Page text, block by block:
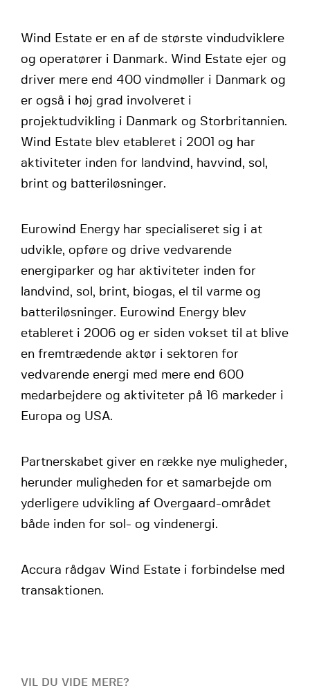
Wind Estate er en af de største vindudviklere
og operatører i Danmark. Wind Estate ejer og
driver mere end 400 vindmøller i Danmark og
er også i høj grad involveret i
projektudvikling i Danmark og Storbritannien.
Wind Estate blev etableret i 2001 og har
aktiviteter inden for landvind, havvind, sol,
brint og batteriløsninger.
Eurowind Energy har specialiseret sig i at
udvikle, opføre og drive vedvarende
energiparker og har aktiviteter inden for
landvind, sol, brint, biogas, el til varme og
batteriløsninger. Eurowind Energy blev
etableret i 2006 og er siden vokset til at blive
en fremtrædende aktør i sektoren for
vedvarende energi med mere end 600
medarbejdere og aktiviteter på 16 markeder i
Europa og USA.
Partnerskabet giver en række nye muligheder,
herunder muligheden for et samarbejde om
yderligere udvikling af Overgaard-området
både inden for sol- og vindenergi.
Accura rådgav Wind Estate i forbindelse med
transaktionen.
VIL DU VIDE MERE?